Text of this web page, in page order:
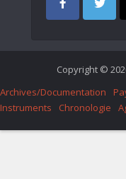
Copyright ©
Archives/Documentation
Instruments
Chronologie